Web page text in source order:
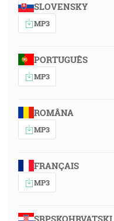
SLOVENSKY
MP3
PORTUGUÊS
MP3
ROMÂNA
MP3
FRANÇAIS
MP3
SRPSKOHRVATSKI